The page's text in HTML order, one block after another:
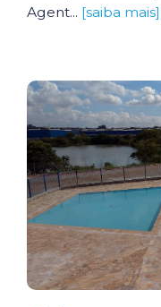
Agent... [saiba mais]